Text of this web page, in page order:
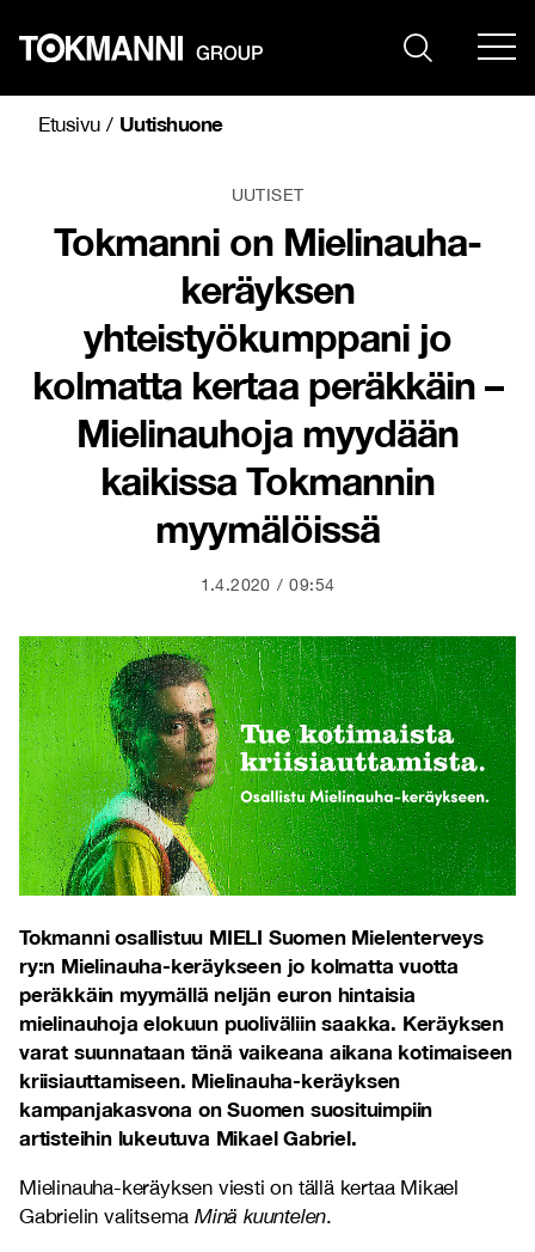
sisältöön
Etusivu/ Uutishuone
UUTISET
Tokmanni on Mielinauha-
keräyksen
yhteistyökumppani jo
kolmatta kertaa peräkkäin –
Mielinauhoja myydään
kaikissa Tokmannin
myymälöissä
1.4.2020 09:54
Tokmanni osallistuu MIELI Suomen Mielenterveys
ry:n Mielinauha-keräykseen jo kolmatta vuotta
peräkkäin myymällä neljän euron hintaisia
mielinauhoja elokuun puoliväliin saakka. Keräyksen
varat suunnataan tänä vaikeana aikana kotimaiseen
kriisiauttamiseen. Mielinauha-keräyksen
kampanjakasvona on Suomen suosituimpiin
artisteihin lukeutuva Mikael Gabriel.
Mielinauha-keräyksen viesti on tällä kertaa Mikael
Gabrielin valitsemaMinä kuuntelen.